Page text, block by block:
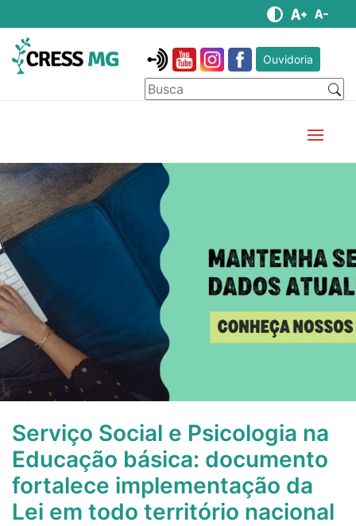
Ouvidoria
Serviço Social e Psicologia na
Educação básica: documento
fortalece implementação da
Lei em todo território nacional